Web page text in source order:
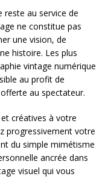
reste au service de
ne constitue pas
une vision, de
histoire. Les plus
vintage numérique
au profit de
au spectateur.
créatives à votre
progressivement votre
du simple mimétisme
ancrée dans
visuel qui vous